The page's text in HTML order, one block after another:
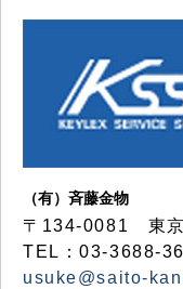
（有）斉藤金物
〒134-0081 東京
TEL：03-3688-
usuke@saito-